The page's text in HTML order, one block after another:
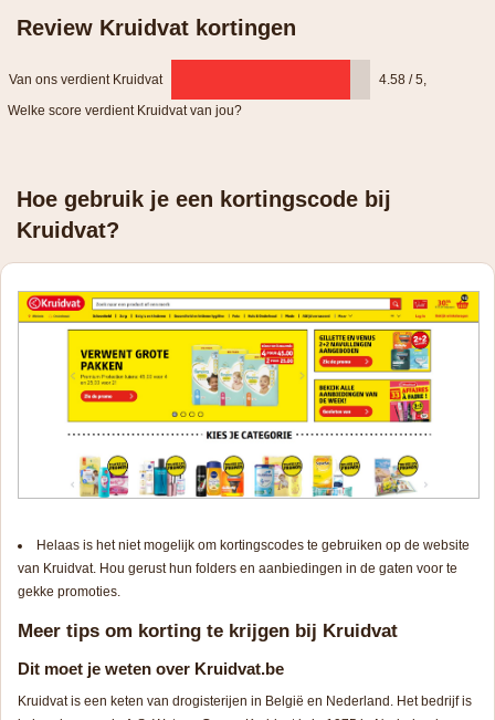
Review Kruidvat kortingen
Van ons verdient Kruidvat 4.58 / 5
Welke score verdient Kruidvat van jou?
Hoe gebruik je een kortingscode bij
Kruidvat?
Helaas is het niet mogelijk om kortingscodes te gebruiken op de website
van Kruidvat. Hou gerust hun folders en aanbiedingen in de gaten voor te
gekke promoties.
Meer tips om korting te krijgen bij Kruidvat
Dit moet je weten over Kruidvat.be
Kruidvat is een keten van drogisterijen in België en Nederland. Het bedrijf is